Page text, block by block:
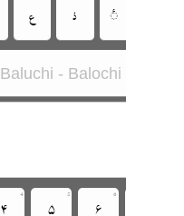
‏ ‏
Baluchi - Balochi Persian
‏

‏

‏
